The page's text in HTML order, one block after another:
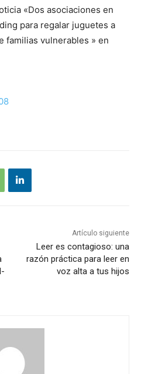
«Dos asociaciones en
para regalar juguetes a
familias vulnerables » en
Artículo siguiente
Leer es contagioso: una
razón práctica para leer en
voz alta a tus hijos